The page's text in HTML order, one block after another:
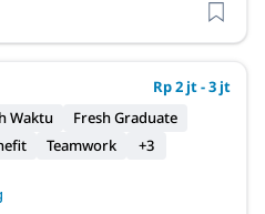
Rp 2 jt - 3 jt
Waktu
Fresh Graduate
Teamwork +3